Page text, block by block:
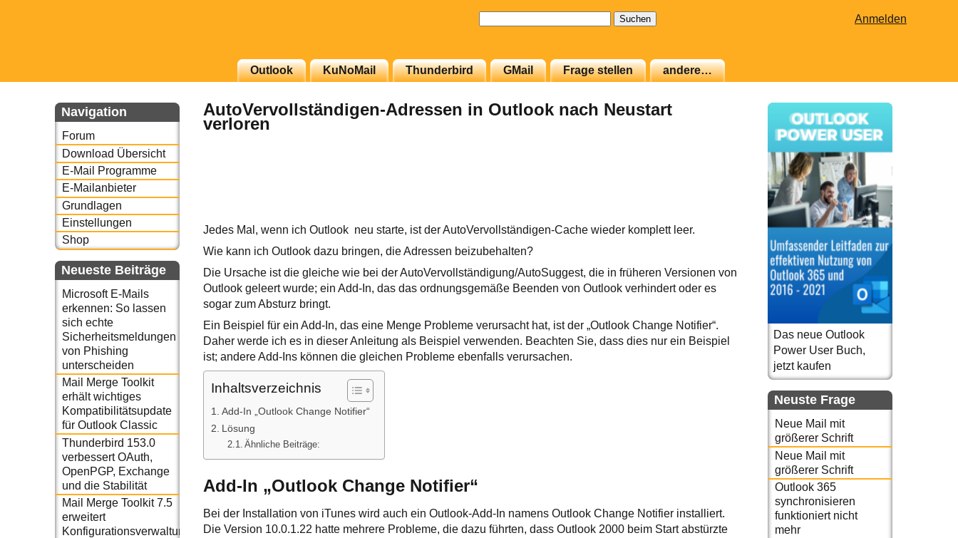
Anmelden
Outlook KuNoMail Thunderbird GMail Frage stellen andere…
Navigation
Forum
Download Übersicht
E-Mail Programme
E-Mailanbieter
Grundlagen
Einstellungen
Shop
Neueste Beiträge
Microsoft E-Mails
erkennen: So lassen
sich echte
Sicherheitsmeldungen
von Phishing
unterscheiden
Mail Merge Toolkit
erhält wichtiges
Kompatibilitätsupdate
für Outlook Classic
Thunderbird 153.0
verbessert OAuth,
OpenPGP, Exchange
und die Stabilität
Mail Merge Toolkit 7.5
erweitert
Konfigurationsverwaltung
AutoVervollständigen-Adressen in Outlook nach Neustart
verloren
Jedes Mal, wenn ich Outlook neu starte, ist der AutoVervollständigen-Cache wieder komplett leer.
Wie kann ich Outlook dazu bringen, die Adressen beizubehalten?
Die Ursache ist die gleiche wie bei der AutoVervollständigung/AutoSuggest, die in früheren Versionen von
Outlook geleert wurde; ein Add-In, das das ordnungsgemäße Beenden von Outlook verhindert oder es
sogar zum Absturz bringt.
Ein Beispiel für ein Add-In, das eine Menge Probleme verursacht hat, ist der „Outlook Change Notifier“.
Daher werde ich es in dieser Anleitung als Beispiel verwenden. Beachten Sie, dass dies nur ein Beispiel
ist; andere Add-Ins können die gleichen Probleme ebenfalls verursachen.
Inhaltsverzeichnis
Add-In „Outlook Change Notifier“
Lösung
Ähnliche Beiträge:
Add-In „Outlook Change Notifier“
Bei der Installation von iTunes wird auch ein Outlook-Add-In namens Outlook Change Notifier installiert.
Die Version 10.0.1.22 hatte mehrere Probleme, die dazu führten, dass Outlook 2000 beim Start abstürzte
Das neue Outlook
Power User Buch,
jetzt kaufen
Neuste Frage
Neue Mail mit
größerer Schrift
Neue Mail mit
größerer Schrift
Outlook 365
synchronisieren
funktioniert nicht
mehr
oder auch